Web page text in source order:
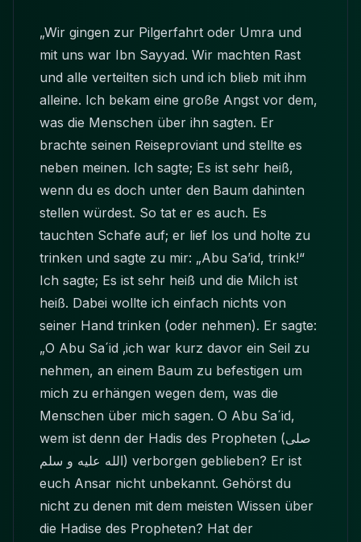
„Wir gingen zur Pilgerfahrt oder Umra und
mit uns war Ibn Sayyad. Wir machten Rast
und alle verteilten sich und ich blieb mit ihm
alleine. Ich bekam eine große Angst vor dem,
was die Menschen über ihn sagten. Er
brachte seinen Reiseproviant und stellte es
neben meinen. Ich sagte; Es ist sehr heiß,
wenn du es doch unter den Baum dahinten
stellen würdest. So tat er es auch. Es
tauchten Schafe auf; er lief los und holte zu
trinken und sagte zu mir: „Abu Sa’id, trink!“
Ich sagte; Es ist sehr heiß und die Milch ist
heiß. Dabei wollte ich einfach nichts von
seiner Hand trinken (oder nehmen). Er sagte:
„O Abu Sa´id ‚ich war kurz davor ein Seil zu
nehmen, an einem Baum zu befestigen um
mich zu erhängen wegen dem, was die
Menschen über mich sagen. O Abu Sa´id,
wem ist denn der Hadis des Propheten (صلى
الله عليه و سلم) verborgen geblieben? Er ist
euch Ansar nicht unbekannt. Gehörst du
nicht zu denen mit dem meisten Wissen über
die Hadise des Propheten? Hat der